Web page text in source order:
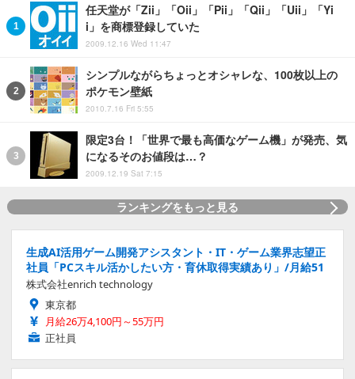
任天堂が「Zii」「Oii」「Pii」「Qii」「Uii」「Yi
i」を商標登録していた
2009.12.16 Wed 11:47
シンプルながらちょっとオシャレな、100枚以上の
ポケモン壁紙
2010.7.16 Fri 5:55
限定3台！「世界で最も高価なゲーム機」が発売、気
になるそのお値段は…？
2009.12.19 Sat 7:15
ランキングをもっと見る
生成AI活用ゲーム開発アシスタント・IT・ゲーム業界志望正
社員「PCスキル活かしたい方・育休取得実績あり」/月給51
株式会社enrich technology
東京都
月給26万4,100円～55万円
正社員